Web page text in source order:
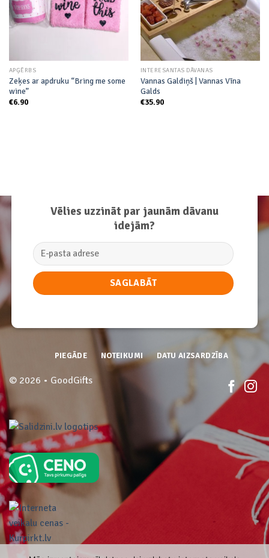
APĢĒRBS
Zeķes ar apdruku “Bring me some
wine”
€6.90
INTERESANTAS DĀVANAS
Vannas Galdiņš | Vannas Vīna
Galds
€35.90
Vēlies uzzināt par jaunām dāvanu
idejām?
© 2026 • GoodGifts
PIEGĀDE NOTEIKUMI DATU AIZSARDZĪBA